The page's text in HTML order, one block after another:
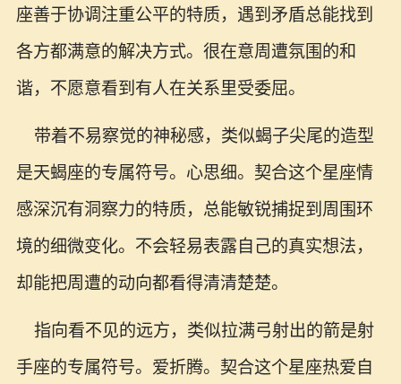
座善于协调注重公平的特质，遇到矛盾总能找到
各方都满意的解决方式。很在意周遭氛围的和
谐，不愿意看到有人在关系里受委屈。
带着不易察觉的神秘感，类似蝎子尖尾的造型
是天蝎座的专属符号。心思细。契合这个星座情
感深沉有洞察力的特质，总能敏锐捕捉到周围环
境的细微变化。不会轻易表露自己的真实想法，
却能把周遭的动向都看得清清楚楚。
指向看不见的远方，类似拉满弓射出的箭是射
手座的专属符号。爱折腾。契合这个星座热爱自